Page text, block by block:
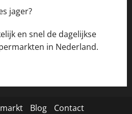
jager?
en snel de dagelijkse
in Nederland.
Blog Contact